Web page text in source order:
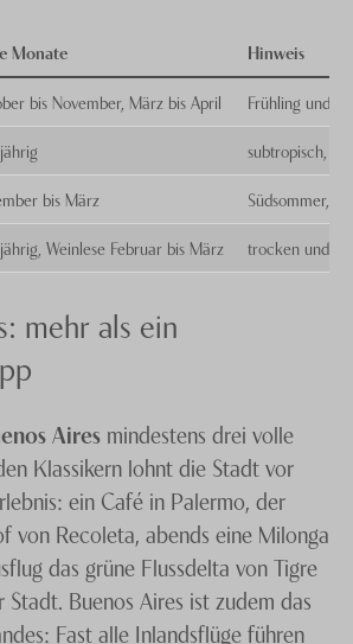
Monate
Hinweis
bis November, März bis April
Frühling und
subtropisch,
bis März
Südsommer,
Weinlese Februar bis März trocken und
mehr als ein
Aires mindestens drei volle
Klassikern lohnt die Stadt vor
ein Café in Palermo, der
von Recoleta, abends eine Milonga
das grüne Flussdelta von Tigre
Buenos Aires ist zudem das
Fast alle Inlandsflüge führen